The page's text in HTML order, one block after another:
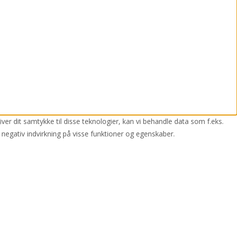
dit samtykke til disse teknologier, kan vi behandle data som f.eks.
indvirkning på visse funktioner og egenskaber.